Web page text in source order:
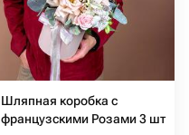
Шляпная коробка с
французскими Розами 3 шт